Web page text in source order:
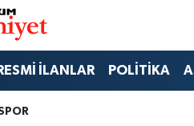
İLANLAR POLİTİKA